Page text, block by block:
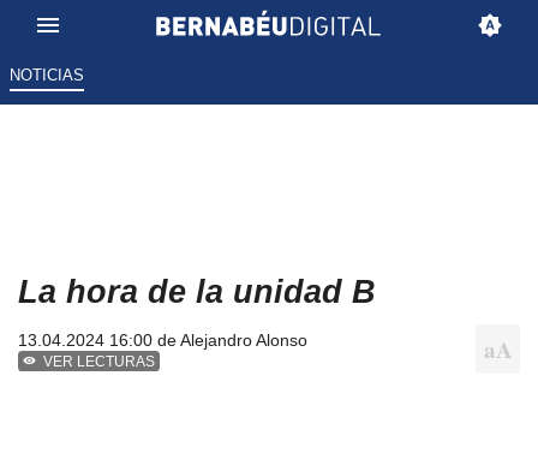
NOTICIAS
La hora de la unidad B
13.04.2024 16:00 deAlejandro Alonso
VER LECTURAS